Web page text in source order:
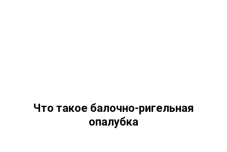
Что такое балочно-ригельная
опалубка